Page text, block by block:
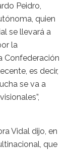
Peidro,
quien
se llevará a
la
Confederación
es decir,
se va a
Vidal dijo, en
que